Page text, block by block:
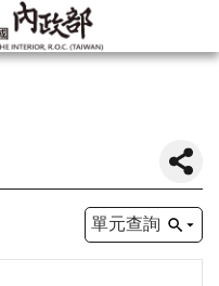
單元查詢